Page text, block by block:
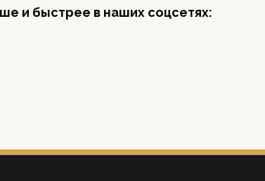
и быстрее в наших соцсетях: